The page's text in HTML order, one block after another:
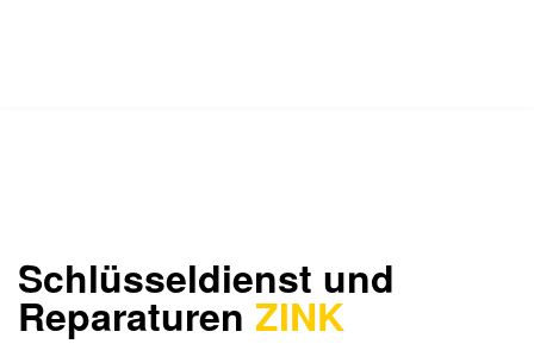
Schlüsseldienst und
Reparaturen ZINK